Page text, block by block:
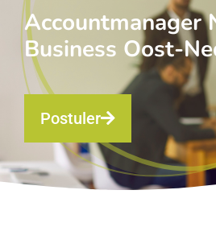
Accountmanager
Business Oost-
Postuler